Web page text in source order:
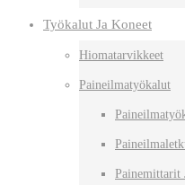
Työkalut Ja Koneet
Hiomatarvikkeet
Paineilmatyökalut
Painemittarit